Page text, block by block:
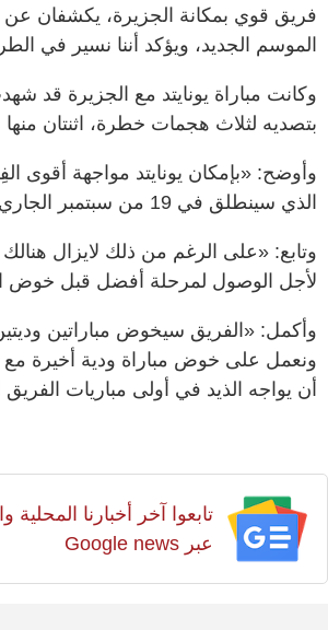
فريق قوي بمكانة الجزيرة، يكشفان
الموسم الجديد، ويؤكد أننا نسير في
وكانت مباراة يونايتد مع الجزيرة قد
بتصديه لثلاث هجمات خطرة، اثنتان
وأوضح: «بإمكان يونايتد مواجهة أقوى
الذي سينطلق في 19 من سبتمبر الجاري».
وتابع: «على الرغم من ذلك لايزال هنالك
لأجل الوصول لمرحلة أفضل قبل خوض
وأكمل: «الفريق سيخوض مباراتين
ونعمل على خوض مباراة ودية أخيرة مع
أن يواجه الذيد في أولى مباريات
تابعوا آخر أخبارنا
عبر Google news